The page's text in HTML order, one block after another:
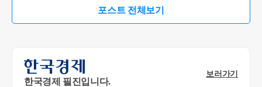
포스트 전체보기
한국경제 필진입니다.
보러가기